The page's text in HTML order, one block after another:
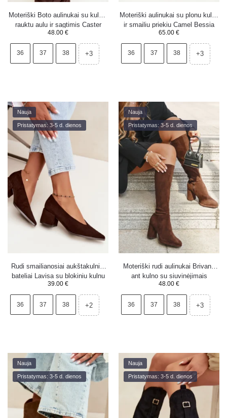
Moteriški Boto aulinukai su kulnu,
rauktu aulu ir sagtimis Caster
48.00 €
36 37 38 +3
Moteriški aulinukai su plonu kulnu
ir smailiu priekiu Camel Bessia
65.00 €
36 37 38 +3
Nauja
Pristatymas: 3-5 d. dienos
Rudi smailianosiai aukštakulniai
bateliai Lavisa su blokiniu kulnu
39.00 €
36 37 38 +2
Nauja
Pristatymas: 3-5 d. dienos
Moteriški rudi aulinukai Brivana
ant kulno su siuvinėjimais
48.00 €
36 37 38 +3
Nauja
Pristatymas: 3-5 d. dienos
Nauja
Pristatymas: 3-5 d. dienos